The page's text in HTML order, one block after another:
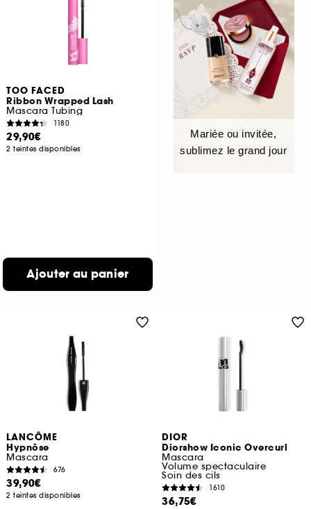
TOO FACED
Ribbon Wrapped Lash
Mascara Tubing
1180
29,90€
2 teintes disponibles
Ajouter au panier
Mariée ou invitée,
sublimez le grand jour
LANCÔME
Hypnôse
Mascara
676
39,90€
2 teintes disponibles
DIOR
Diorshow Iconic Overcurl
Mascara
Volume spectaculaire
Soin des cils
1610
36,75€